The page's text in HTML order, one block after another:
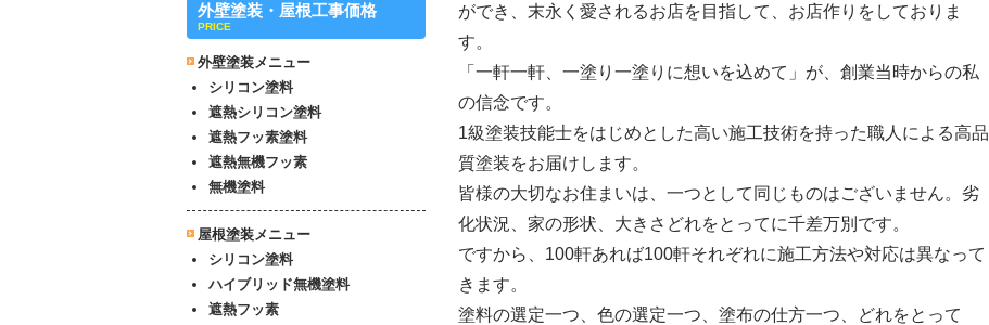
ができ、末永く愛されるお店を目指して、お店作りをしておりま
す。
「一軒一軒、一塗り一塗りに想いを込めて」が、創業当時からの私
の信念です。
1級塗装技能士をはじめとした高い施工技術を持った職人による高品
質塗装をお届けします。
皆様の大切なお住まいは、一つとして同じものはございません。劣
化状況、家の形状、大きさどれをとってに千差万別です。
ですから、100軒あれば100軒それぞれに施工方法や対応は異なって
きます。
塗料の選定一つ、色の選定一つ、塗布の仕方一つ、どれをとって
外壁塗装・屋根工事価格
PRICE
外壁塗装メニュー
シリコン塗料
遮熱シリコン塗料
遮熱フッ素塗料
遮熱無機フッ素
無機塗料
屋根塗装メニュー
シリコン塗料
ハイブリッド無機塗料
遮熱フッ素